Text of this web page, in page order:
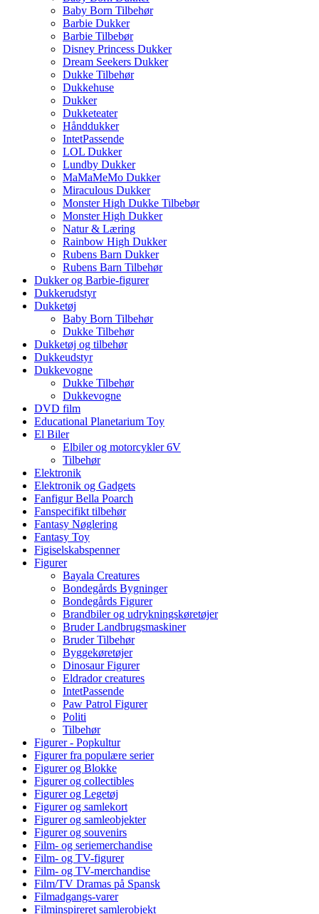
Baby Born Tilbehør
Barbie Dukker
Barbie Tilbebør
Disney Princess Dukker
Dream Seekers Dukker
Dukke Tilbehør
Dukkehuse
Dukker
Dukketeater
Hånddukker
IntetPassende
LOL Dukker
Lundby Dukker
MaMaMeMo Dukker
Miraculous Dukker
Monster High Dukke Tilbebør
Monster High Dukker
Natur & Læring
Rainbow High Dukker
Rubens Barn Dukker
Rubens Barn Tilbehør
Dukker og Barbie-figurer
Dukkerudstyr
Dukketøj
Baby Born Tilbehør
Dukke Tilbehør
Dukketøj og tilbehør
Dukkeudstyr
Dukkevogne
Dukke Tilbehør
Dukkevogne
DVD film
Educational Planetarium Toy
El Biler
Elbiler og motorcykler 6V
Tilbehør
Elektronik
Elektronik og Gadgets
Fanfigur Bella Poarch
Fanspecifikt tilbehør
Fantasy Nøglering
Fantasy Toy
Figiselskabspenner
Figurer
Bayala Creatures
Bondegårds Bygninger
Bondegårds Figurer
Brandbiler og udrykningskøretøjer
Bruder Landbrugsmaskiner
Bruder Tilbehør
Byggekøretøjer
Dinosaur Figurer
Eldrador creatures
IntetPassende
Paw Patrol Figurer
Politi
Tilbehør
Figurer - Popkultur
Figurer fra populære serier
Figurer og Blokke
Figurer og collectibles
Figurer og Legetøj
Figurer og samlekort
Figurer og samleobjekter
Figurer og souvenirs
Film- og seriemerchandise
Film- og TV-figurer
Film- og TV-merchandise
Film/TV Dramas på Spansk
Filmadgangs-varer
Filminspireret samlerobjekt